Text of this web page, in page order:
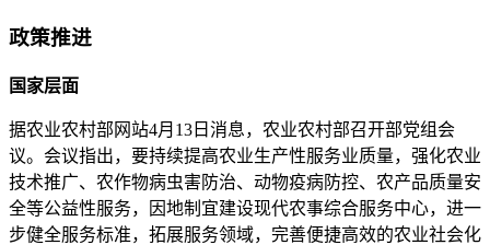
政策推进
国家层面
据农业农村部网站4月13日消息，农业农村部召开部党组会
议。会议指出，要持续提高农业生产性服务业质量，强化农业
技术推广、农作物病虫害防治、动物疫病防控、农产品质量安
全等公益性服务，因地制宜建设现代农事综合服务中心，进一
步健全服务标准，拓展服务领域，完善便捷高效的农业社会化